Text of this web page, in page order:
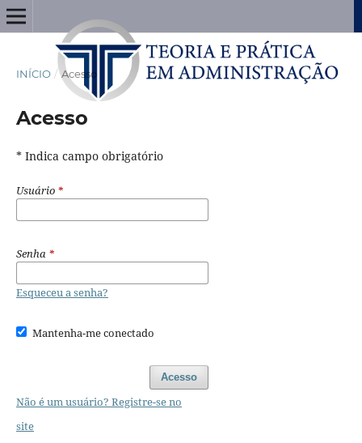
INÍCIO / Acesso
Acesso
* Indica campo obrigatório
Usuário *
Senha *
Esqueceu a senha?
Mantenha-me conectado
Acesso
Não é um usuário? Registre-se no
site